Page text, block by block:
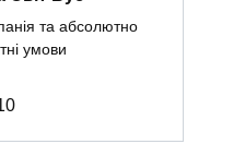
та абсолютно
умови